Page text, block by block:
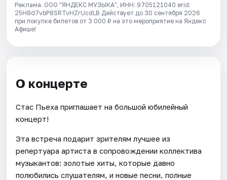
Реклама. ООО "ЯНДЕКС МУЗЫКА", ИНН: 9705121040 erid:
25H8d7vbP8SRTvHZrUcdLB Действует до 30 сентября 2026
при покупке билетов от 3 000 ₽ на это мероприятие на Яндекс
Афише!
О концерте
Стас Пьеха приглашает на большой юбилейный
концерт!
Эта встреча подарит зрителям лучшее из
репертуара артиста в сопровождении коллектива
музыкантов: золотые хиты, которые давно
полюбились слушателям, и новые песни, полные